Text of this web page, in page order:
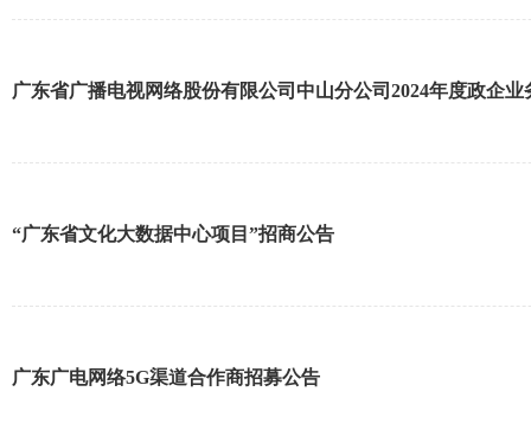
广东省广播电视网络股份有限公司中山分公司2024年度政企
“广东省文化大数据中心项目”招商公告
广东广电网络5G渠道合作商招募公告